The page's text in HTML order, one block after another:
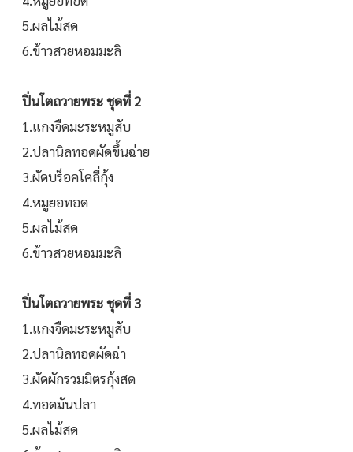
5.ผลไม้สด
6.ข้าวสวยหอมมะลิ
ปิ่นโตถวายพระ ชุดที่ 2
1.แกงจืดมะระหมูสับ
2.ปลานิลทอดผัดขึ้นฉ่าย
3.ผัดบร็อคโคลี่กุ้ง
4.หมูยอทอด
5.ผลไม้สด
6.ข้าวสวยหอมมะลิ
ปิ่นโตถวายพระ ชุดที่ 3
1.แกงจืดมะระหมูสับ
2.ปลานิลทอดผัดฉ่า
3.ผัดผักรวมมิตรกุ้งสด
4.ทอดมันปลา
5.ผลไม้สด